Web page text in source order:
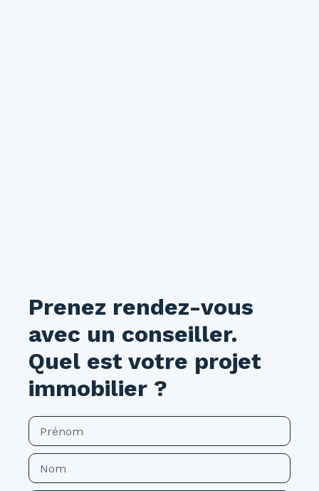
Prenez rendez-vous
avec un conseiller.
Quel est votre projet
immobilier ?
Prénom
Nom